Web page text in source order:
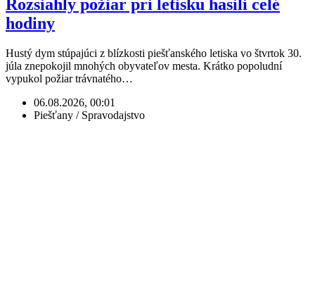
Rozsiahly požiar pri letisku hasili celé
hodiny
Hustý dym stúpajúci z blízkosti piešťanského letiska vo štvrtok 30.
júla znepokojil mnohých obyvateľov mesta. Krátko popoludní
vypukol požiar trávnatého…
06.08.2026, 00:01
Piešťany / Spravodajstvo